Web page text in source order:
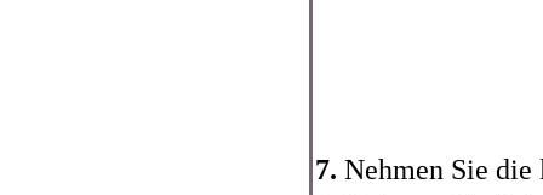
7. Nehmen Sie